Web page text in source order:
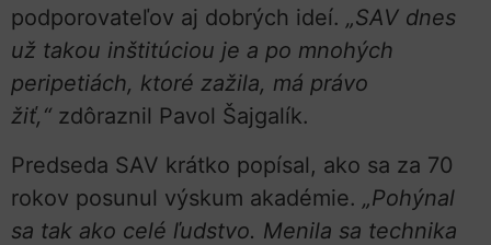
podporovateľov aj dobrých ideí. „SAV dnes
už takou inštitúciou je a po mnohých
peripetiách, ktoré zažila, má právo
žiť,“ zdôraznil Pavol Šajgalík.
Predseda SAV krátko popísal, ako sa za 70
rokov posunul výskum akadémie. „Pohýnal
sa tak ako celé ľudstvo. Menila sa technika